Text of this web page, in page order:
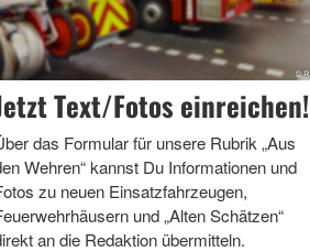
Text/Fotos einreichen!
das Formular für unsere Rubrik „Aus
Wehren“ kannst Du Informationen und
zu neuen Einsatzfahrzeugen,
und „Alten Schätzen“
an die Redaktion übermitteln.